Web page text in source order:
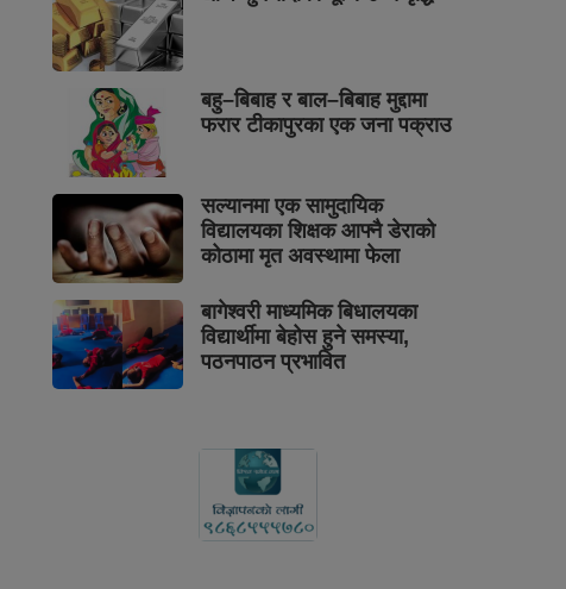
बहु–बिबाह र बाल–बिबाह मुद्दामा
फरार टीकापुरका एक जना पक्राउ
सल्यानमा एक सामुदायिक
विद्यालयका शिक्षक आफ्नै डेराको
कोठामा मृत अवस्थामा फेला
बागेश्वरी माध्यमिक बिधालयका
विद्यार्थीमा बेहोस हुने समस्या,
पठनपाठन प्रभावित